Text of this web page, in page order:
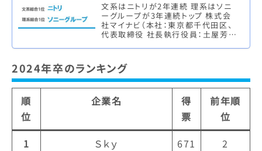
文系はニトリが2年連続 理系はソニ
ーグループが3年連続トップ 株式会
社マイナビ（本社：東京都千代田区、
代表取締役 社長執行役員：土屋芳
役…
2024年卒のランキング
順
位
企業名
得
票
前年順
位
1
Ｓｋｙ 671
2